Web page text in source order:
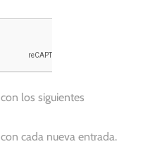
los siguientes
cada nueva entrada.